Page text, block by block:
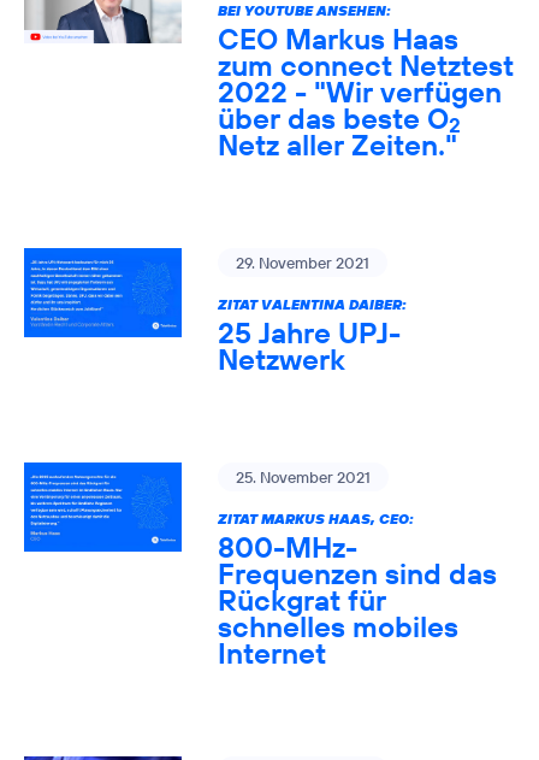
BEI YOUTUBE ANSEHEN:
CEO Markus Haas
zum connect Netztest
2022 - "Wir verfügen
über das beste O2
Netz aller Zeiten."
29. November 2021
ZITAT VALENTINA DAIBER:
25 Jahre UPJ-
Netzwerk
25. November 2021
ZITAT MARKUS HAAS, CEO:
800-MHz-
Frequenzen sind das
Rückgrat für
schnelles mobiles
Internet